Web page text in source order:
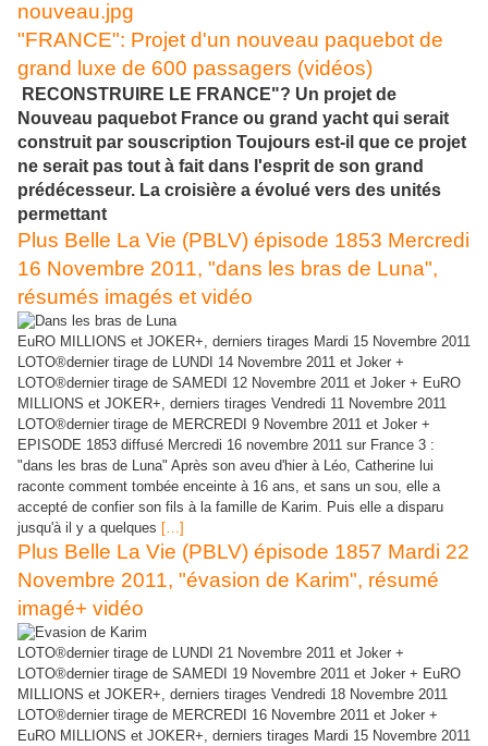
"FRANCE": Projet d'un nouveau paquebot de
grand luxe de 600 passagers (vidéos)
RECONSTRUIRE LE FRANCE"? Un projet de
Nouveau paquebot France ou grand yacht qui serait
construit par souscription Toujours est-il que ce projet
ne serait pas tout à fait dans l'esprit de son grand
prédécesseur. La croisière a évolué vers des unités
permettant
Plus Belle La Vie (PBLV) épisode 1853 Mercredi
16 Novembre 2011, "dans les bras de Luna",
résumés imagés et vidéo
EuRO MILLIONS et JOKER+, derniers tirages Mardi 15 Novembre 2011
LOTO®dernier tirage de LUNDI 14 Novembre 2011 et Joker +
LOTO®dernier tirage de SAMEDI 12 Novembre 2011 et Joker + EuRO
MILLIONS et JOKER+, derniers tirages Vendredi 11 Novembre 2011
LOTO®dernier tirage de MERCREDI 9 Novembre 2011 et Joker +
EPISODE 1853 diffusé Mercredi 16 novembre 2011 sur France 3 :
"dans les bras de Luna" Après son aveu d'hier à Léo, Catherine lui
raconte comment tombée enceinte à 16 ans, et sans un sou, elle a
accepté de confier son fils à la famille de Karim. Puis elle a disparu
jusqu'à il y a quelques […]
Plus Belle La Vie (PBLV) épisode 1857 Mardi 22
Novembre 2011, "évasion de Karim", résumé
imagé+ vidéo
LOTO®dernier tirage de LUNDI 21 Novembre 2011 et Joker +
LOTO®dernier tirage de SAMEDI 19 Novembre 2011 et Joker + EuRO
MILLIONS et JOKER+, derniers tirages Vendredi 18 Novembre 2011
LOTO®dernier tirage de MERCREDI 16 Novembre 2011 et Joker +
EuRO MILLIONS et JOKER+, derniers tirages Mardi 15 Novembre 2011